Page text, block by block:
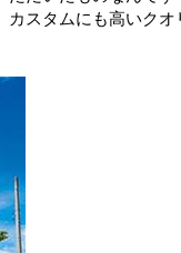
カスタムにも高いクオ